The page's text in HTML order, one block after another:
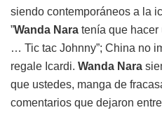
siendo contemporáneos a la
”Wanda Nara tenía que
… Tic tac Johnny”; China no
regale Icardi. Wanda Nara
que ustedes, manga de
comentarios que dejaron